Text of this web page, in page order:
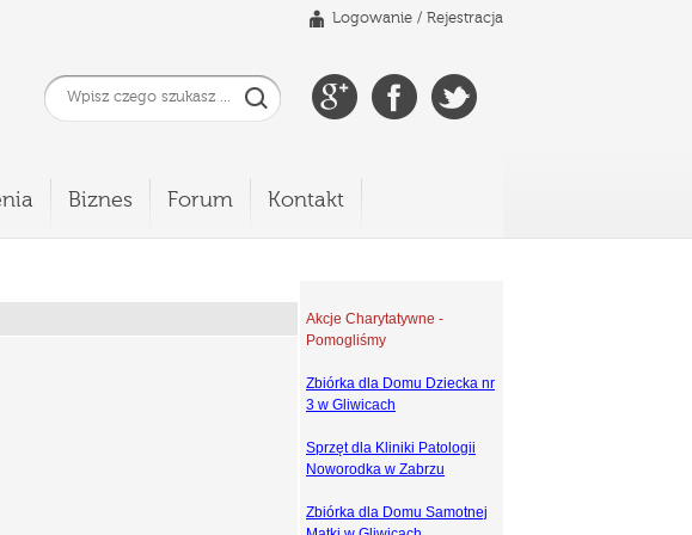
Logowanie / Rejestracja
Biznes Forum Kontakt
Akcje Charytatywne -
Pomogliśmy
Zbiórka dla Domu Dziecka nr
3 w Gliwicach
Sprzęt dla Kliniki Patologii
Noworodka w Zabrzu
Zbiórka dla Domu Samotnej